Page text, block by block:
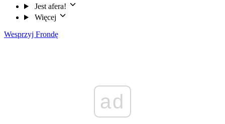
Jest afera!
Więcej
Wesprzyj Frondę
ad